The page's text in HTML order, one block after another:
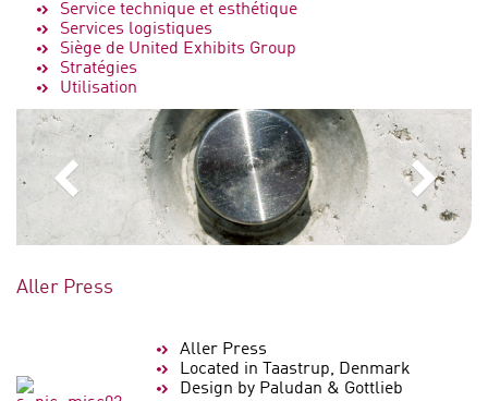
Service technique et esthétique
Services logistiques
Siège de United Exhibits Group
Stratégies
Utilisation
Aller Press
Aller Press
Located in Taastrup, Denmark
Design by Paludan & Gottlieb